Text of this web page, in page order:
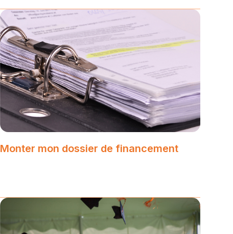
Monter mon dossier de financement